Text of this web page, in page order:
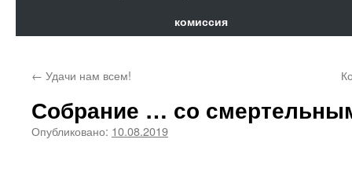
комиссия
← Удачи нам всем!
Собрание … со
Опубликовано: 10.08.2019